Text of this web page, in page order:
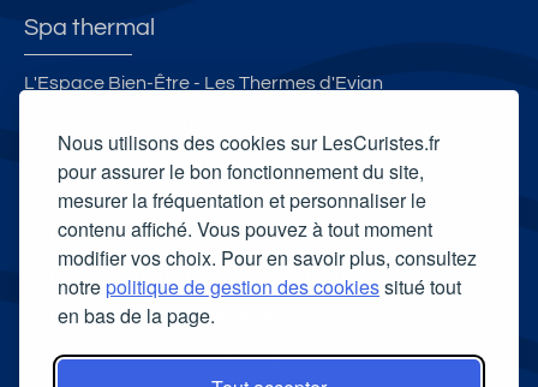
Nous utilisons des cookies sur LesCuristes.fr
pour assurer le bon fonctionnement du site,
mesurer la fréquentation et personnaliser le
contenu affiché. Vous pouvez à tout moment
modifier vos choix. Pour en savoir plus, consultez
notrepolitique de gestion des cookiessitué tout
en bas de la page.
Spa thermal
L'Espace Bien-Être - Les Thermes d'Evian
Spa thermal des Thermes du Mont-Dore
Carte cadeau spa Vichy
Carte cadeau spa Bagnoles-de-l'Orne
Carte cadeau spa Saubusse
Carte cadeau spa Châtel-Guyon